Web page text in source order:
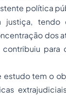
política
justiça, tendo
dos
para
tem o